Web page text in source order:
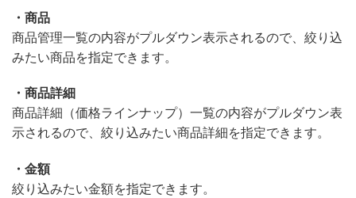
・商品
商品管理一覧の内容がプルダウン表示されるので、絞り込
みたい商品を指定できます。
・商品詳細
商品詳細（価格ラインナップ）一覧の内容がプルダウン表
示されるので、絞り込みたい商品詳細を指定できます。
・金額
絞り込みたい金額を指定できます。